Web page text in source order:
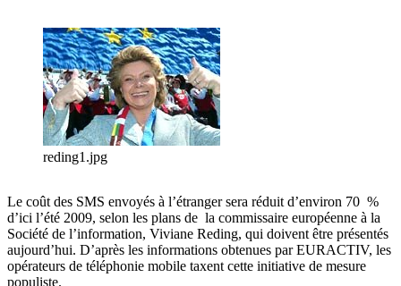
reding1.jpg
Le coût des SMS envoyés à l’étranger sera réduit d’environ 70 %
d’ici l’été 2009, selon les plans de la commissaire européenne à la
Société de l’information, Viviane Reding, qui doivent être présentés
aujourd’hui. D’après les informations obtenues par EURACTIV, les
opérateurs de téléphonie mobile taxent cette initiative de mesure
populiste.